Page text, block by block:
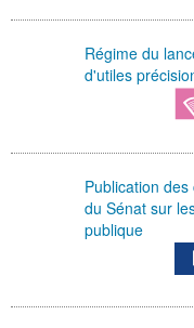
Régime du
d'utiles
Publication
du Sénat sur
publique